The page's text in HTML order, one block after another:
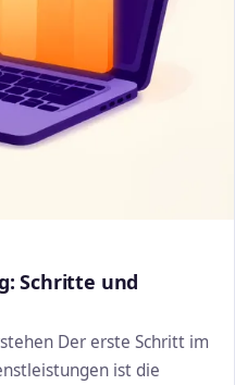
Schritte und
Der erste Schritt im
ist die